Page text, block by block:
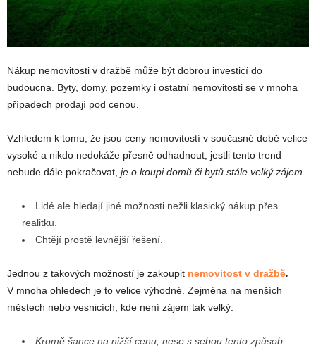
Nákup nemovitosti v dražbě může být dobrou investicí do
budoucna. Byty, domy, pozemky i ostatní nemovitosti se v mnoha
případech prodají pod cenou.
Vzhledem k tomu, že jsou ceny nemovitostí v současné době velice
vysoké a nikdo nedokáže přesně odhadnout, jestli tento trend
nebude dále pokračovat, je o koupi domů či bytů stále velký zájem.
Lidé ale hledají jiné možnosti nežli klasický nákup přes
realitku.
Chtějí prostě levnější řešení.
Jednou z takových možností je zakoupit nemovitost v dražbě.
V mnoha ohledech je to velice výhodné. Zejména na menších
městech nebo vesnicích, kde není zájem tak velký.
Kromě šance na nižší cenu, nese s sebou tento způsob